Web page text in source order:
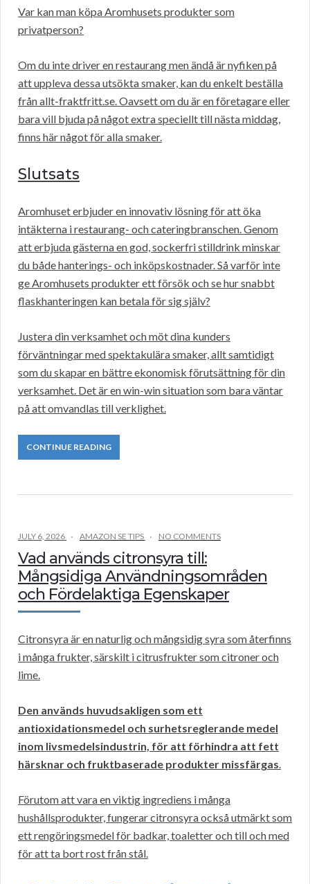
Var kan man köpa Aromhusets produkter som
privatperson?
Om du inte driver en restaurang men ändå är nyfiken på
att uppleva dessa utsökta smaker, kan du enkelt beställa
från allt-fraktfritt.se. Oavsett om du är en företagare eller
bara vill bjuda på något extra speciellt till nästa middag,
finns här något för alla smaker.
Slutsats
Aromhuset erbjuder en innovativ lösning för att öka
intäkterna i restaurang- och cateringbranschen. Genom
att erbjuda gästerna en god, sockerfri stilldrink minskar
du både hanterings- och inköpskostnader. Så varför inte
ge Aromhusets produkter ett försök och se hur snabbt
flaskhanteringen kan betala för sig själv?
Justera din verksamhet och möt dina kunders
förväntningar med spektakulära smaker, allt samtidigt
som du skapar en bättre ekonomisk förutsättning för din
verksamhet. Det är en win-win situation som bara väntar
på att omvandlas till verklighet.
CONTINUE READING
JULY 6, 2026 AMAZON SE TIPS NO COMMENTS
Vad används citronsyra till:
Mångsidiga Användningsområden
och Fördelaktiga Egenskaper
Citronsyra är en naturlig och mångsidig syra som återfinns
i många frukter, särskilt i citrusfrukter som citroner och
lime.
Den används huvudsakligen som ett
antioxidationsmedel och surhetsreglerande medel
inom livsmedelsindustrin, för att förhindra att fett
härsknar och fruktbaserade produkter missfärgas.
Förutom att vara en viktig ingrediens i många
hushållsprodukter, fungerar citronsyra också utmärkt som
ett rengöringsmedel för badkar, toaletter och till och med
för att ta bort rost från stål.